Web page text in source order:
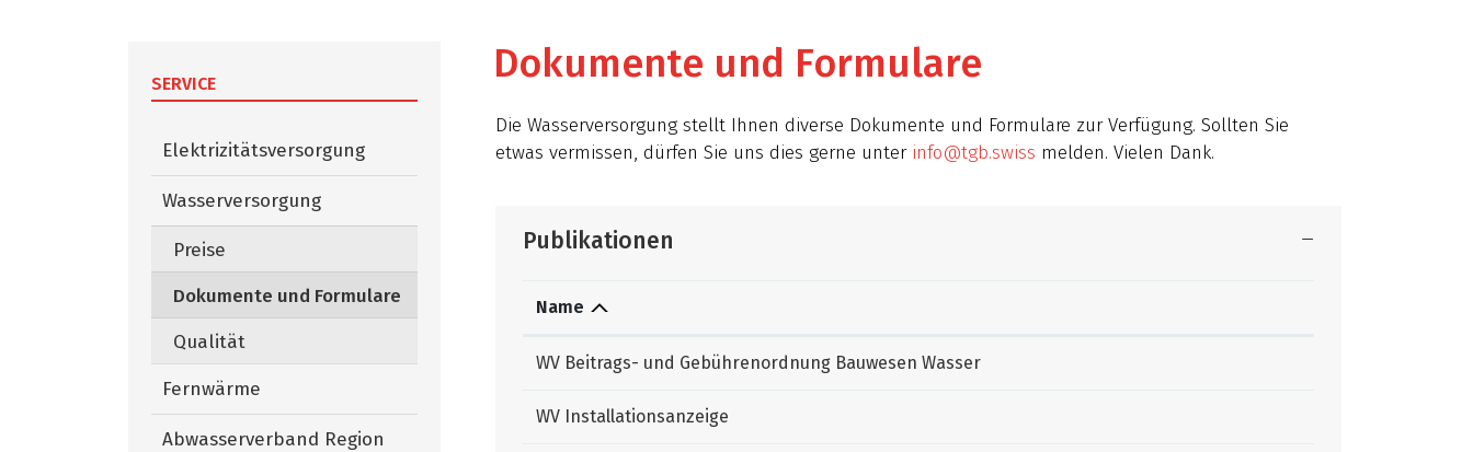
SERVICE
Elektrizitätsversorgung
Wasserversorgung
Preise
Dokumente und Formulare
Qualität
Fernwärme
Abwasserverband Region
Dokumente und Formulare
Die Wasserversorgung stellt Ihnen diverse Dokumente und Formulare zur Verfügung. Sollten Sie
etwas vermissen, dürfen Sie uns dies gerne unter info@tgb.swiss melden. Vielen Dank.
Zugehörige Objekte
Publikationen
Name
WV Beitrags- und Gebührenordnung Bauwesen Wasser
WV Installationsanzeige